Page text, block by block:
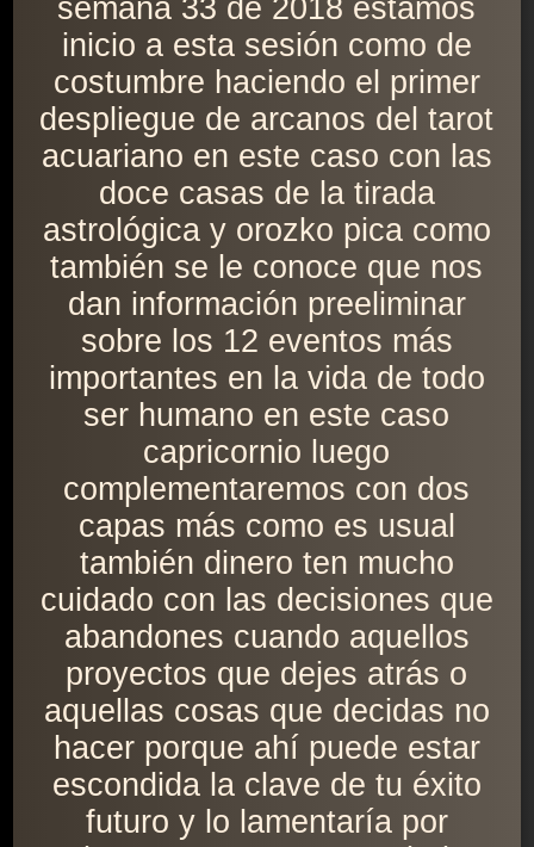
semana 33 de 2018 estamos
inicio a esta sesión como de
costumbre haciendo el primer
despliegue de arcanos del tarot
acuariano en este caso con las
doce casas de la tirada
astrológica y orozko pica como
también se le conoce que nos
dan información preeliminar
sobre los 12 eventos más
importantes en la vida de todo
ser humano en este caso
capricornio luego
complementaremos con dos
capas más como es usual
también dinero ten mucho
cuidado con las decisiones que
abandones cuando aquellos
proyectos que dejes atrás o
aquellas cosas que decidas no
hacer porque ahí puede estar
escondida la clave de tu éxito
futuro y lo lamentaría por